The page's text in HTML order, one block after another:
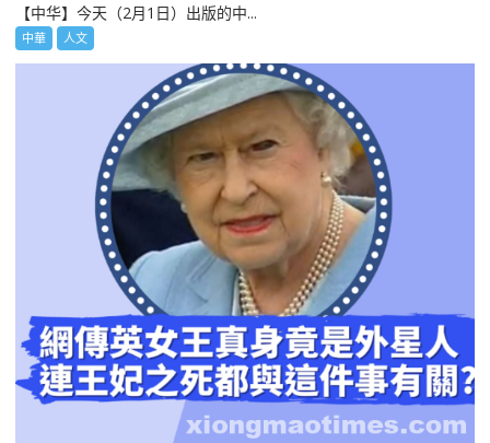
【中华】今天（2月1日）出版的中...
中華 人文